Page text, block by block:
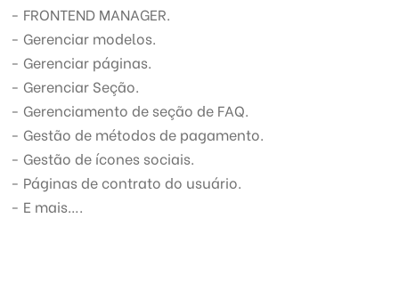
- FRONTEND MANAGER.
- Gerenciar modelos.
- Gerenciar páginas.
- Gerenciar Seção.
- Gerenciamento de seção de FAQ.
- Gestão de métodos de pagamento.
- Gestão de ícones sociais.
- Páginas de contrato do usuário.
- E mais….